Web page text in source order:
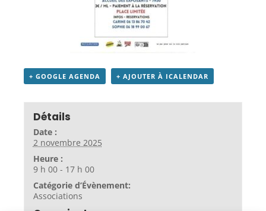
+ GOOGLE AGENDA + AJOUTER À ICALENDAR
Détails
Date :
2 novembre 2025
Heure :
9 h 00 - 17 h 00
Catégorie d’Évènement:
Associations